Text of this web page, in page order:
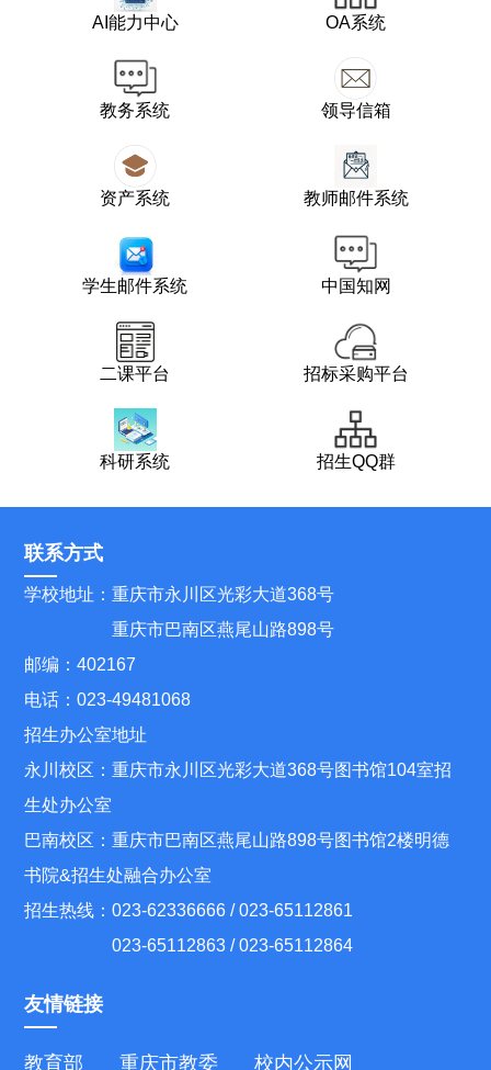
AI能力中心 OA系统
教务系统 领导信箱
资产系统 教师邮件系统
学生邮件系统 中国知网
二课平台 招标采购平台
科研系统 招生QQ群
联系方式
学校地址：重庆市永川区光彩大道368号
重庆市巴南区燕尾山路898号
邮编：402167
电话：023-49481068
招生办公室地址
永川校区：重庆市永川区光彩大道368号图书馆104室招
生处办公室
巴南校区：重庆市巴南区燕尾山路898号图书馆2楼明德
书院&招生处融合办公室
招生热线：023-62336666 / 023-65112861
023-65112863 / 023-65112864
友情链接
教育部 重庆市教委 校内公示网